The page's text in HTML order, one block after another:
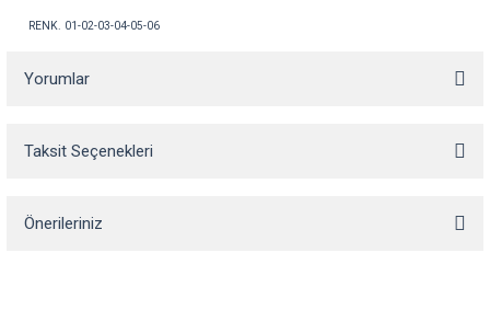
RENK . 01-02-03-04-05-06
Yorumlar
Taksit Seçenekleri
Önerileriniz